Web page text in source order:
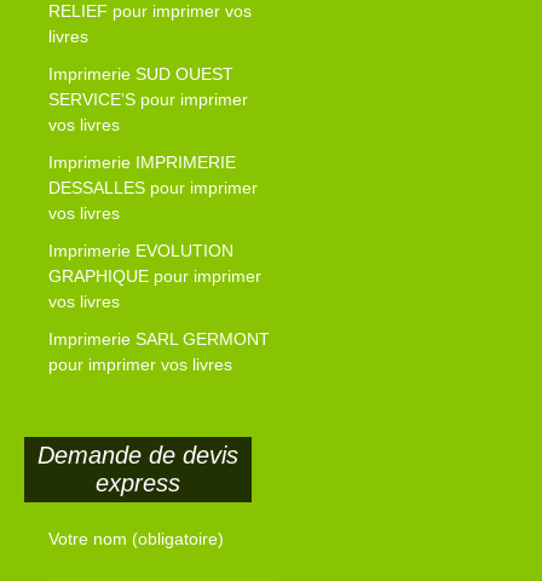
RELIEF pour imprimer vos
livres
Imprimerie SUD OUEST
SERVICE’S pour imprimer
vos livres
Imprimerie IMPRIMERIE
DESSALLES pour imprimer
vos livres
Imprimerie EVOLUTION
GRAPHIQUE pour imprimer
vos livres
Imprimerie SARL GERMONT
pour imprimer vos livres
Demande de devis
express
Votre nom (obligatoire)